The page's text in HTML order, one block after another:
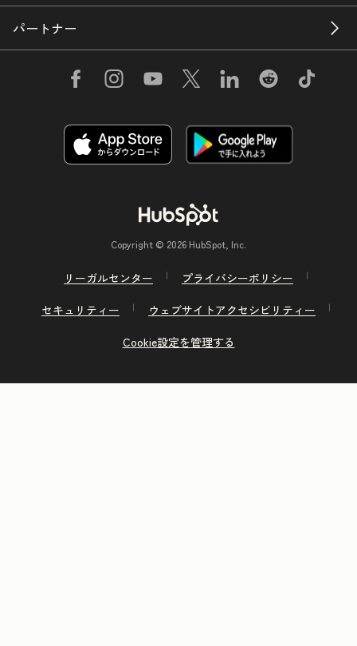
パートナー
Copyright © 2026 HubSpot, Inc.
リーガルセンター
プライバシーポリシー
セキュリティー
ウェブサイトアクセシビリティー
Cookie設定を管理する